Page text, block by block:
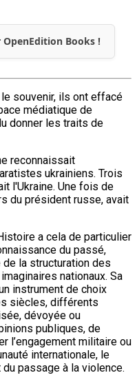
Books !
souvenir, ils ont effacé
médiatique de
donner les traits de
reconnaissait
ukrainiens. Trois
l'Ukraine. Une fois de
du président russe, avait
a cela de particulier
du passé,
la structuration des
nationaux. Sa
instrument de choix
siècles, différents
dévoyée ou
publiques, de
l’engagement militaire ou
internationale, le
passage à la violence.